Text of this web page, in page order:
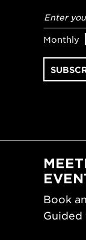
address
Monthly
Book
Guided